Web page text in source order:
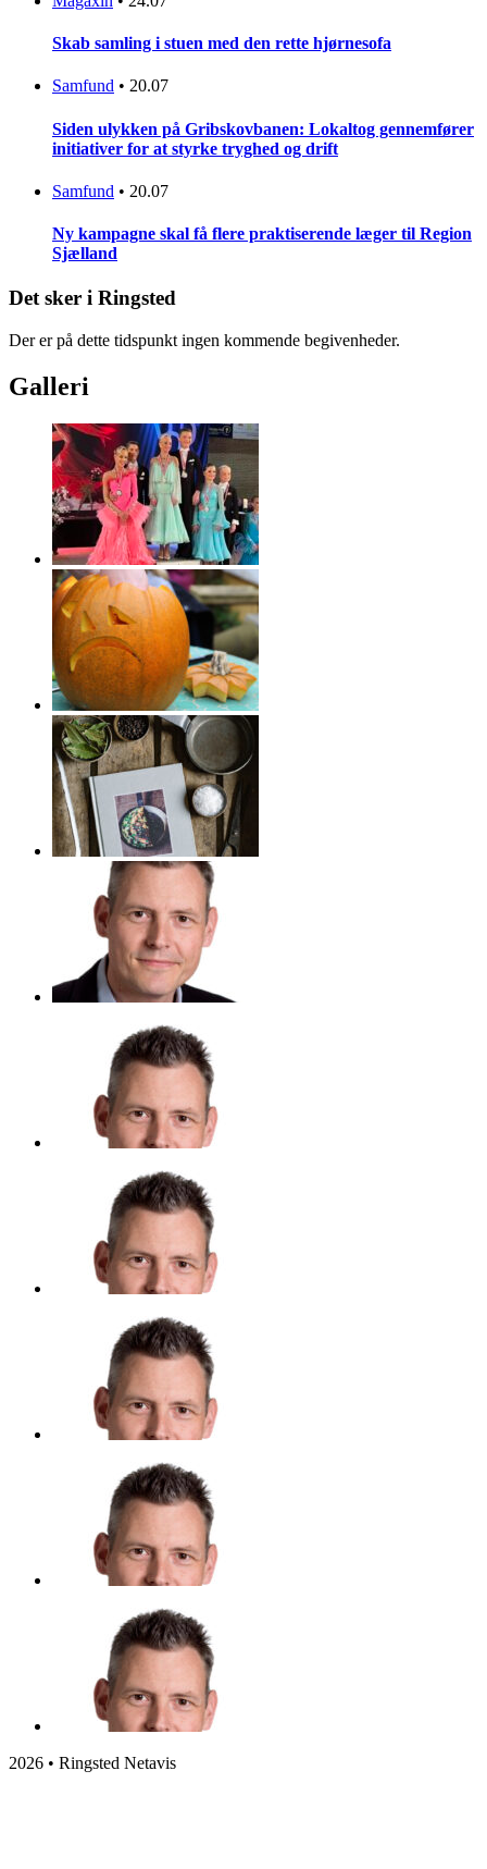
Skab samling i stuen med den rette hjørnesofa
Samfund • 20.07
Siden ulykken på Gribskovbanen: Lokaltog gennemfører
initiativer for at styrke tryghed og drift
Samfund • 20.07
Ny kampagne skal få flere praktiserende læger til Region
Sjælland
Det sker i Ringsted
Der er på dette tidspunkt ingen kommende begivenheder.
Galleri
2026 • Ringsted Netavis